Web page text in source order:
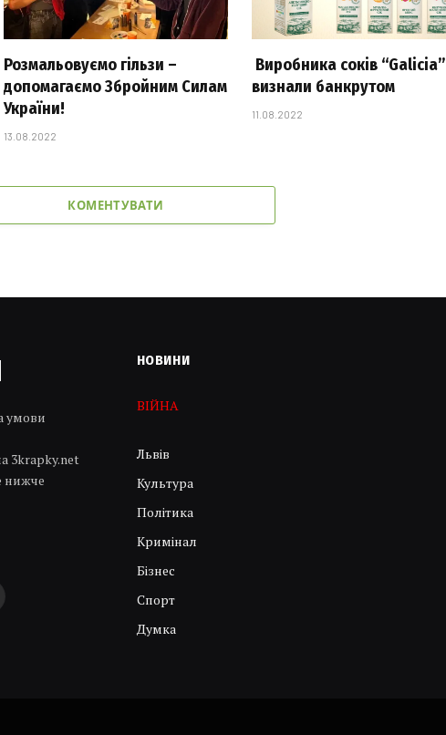
Розмальовуємо гільзи –
допомагаємо Збройним Силам
України!
13.08.2022
Виробника соків “Galicia”
визнали банкрутом
11.08.2022
КОМЕНТУВАТИ
умови
3krapky.net
нижче
НОВИНИ
ВІЙНА
Львів
Культура
Політика
Кримінал
Бізнес
Спорт
Думка